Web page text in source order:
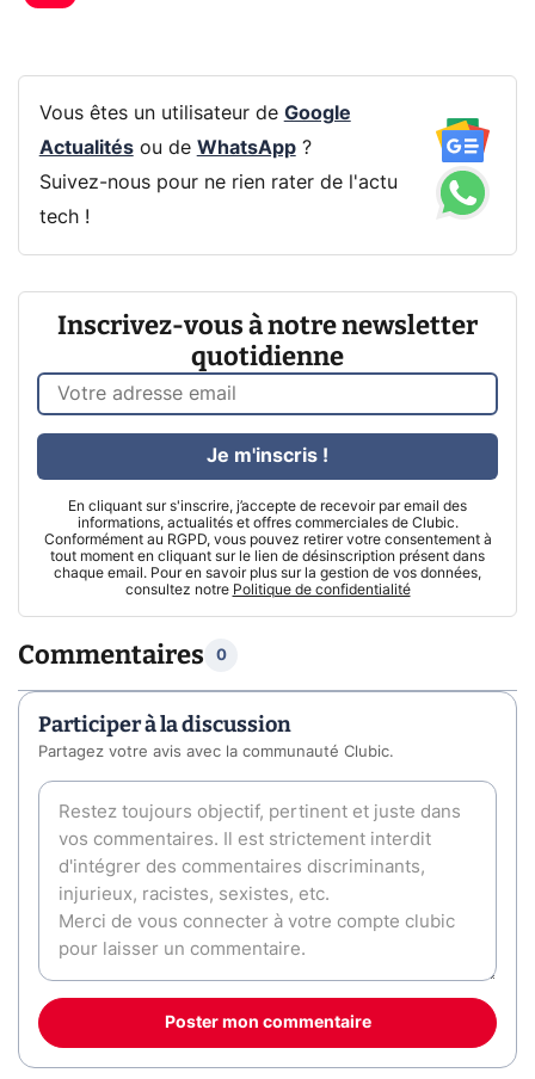
Vous êtes un utilisateur de Google
Actualitésou de WhatsApp?
Suivez-nous pour ne rien rater de l'actu
tech !
Inscrivez-vous à notre newsletter
quotidienne
En cliquant sur s'inscrire, j’accepte de recevoir par email des
informations, actualités et offres commerciales de Clubic.
Conformément au RGPD, vous pouvez retirer votre consentement à
tout moment en cliquant sur le lien de désinscription présent dans
chaque email. Pour en savoir plus sur la gestion de vos données,
consultez notre Politique de confidentialité
Je m'inscris !
Commentaires 0
Participer à la discussion
Partagez votre avis avec la communauté Clubic.
Poster mon commentaire